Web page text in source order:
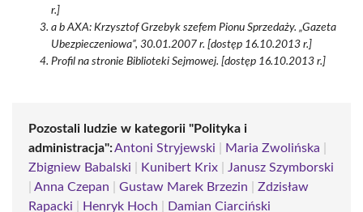
r.]
a b AXA: Krzysztof Grzebyk szefem Pionu Sprzedaży. „Gazeta
Ubezpieczeniowa”, 30.01.2007 r. [dostęp 16.10.2013 r.]
Profil na stronie Biblioteki Sejmowej. [dostęp 16.10.2013 r.]
Pozostali ludzie w kategorii "Polityka i
administracja":Antoni Stryjewski Maria Zwolińska
Zbigniew Babalski
Kunibert Krix
Janusz Szymborski
Anna Czepan Gustaw Marek Brzezin
Zdzisław
Rapacki
Henryk Hoch Damian Ciarciński